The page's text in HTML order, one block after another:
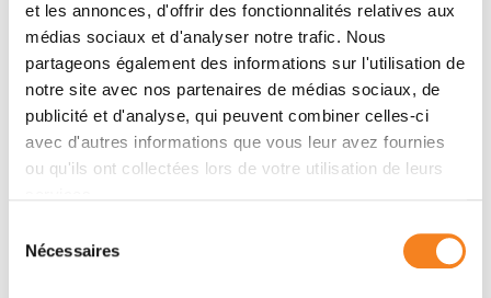
et les annonces, d'offrir des fonctionnalités relatives aux
médias sociaux et d'analyser notre trafic. Nous
partageons également des informations sur l'utilisation de
notre site avec nos partenaires de médias sociaux, de
publicité et d'analyse, qui peuvent combiner celles-ci
avec d'autres informations que vous leur avez fournies
ou qu'ils ont collectées lors de votre utilisation de leurs
Nécessaires
Voir toutes ses publications
Contactez-moi par téléphone ou en renseignant le